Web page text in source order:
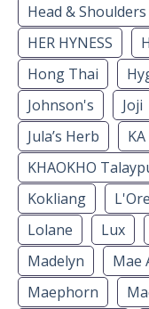
Head & Shoulders
HER HYNESS
Hong Thai
Johnson's
Joji
Jula’s Herb
KA
KHAOKHO
Kokliang
Lolane
Lux
Madelyn
Mae
Maephorn